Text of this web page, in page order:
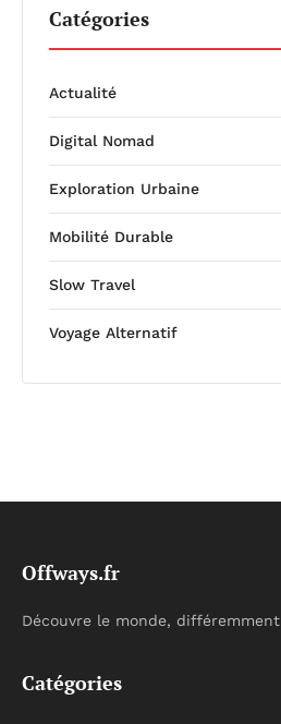
Catégories
Actualité
Digital Nomad
Exploration Urbaine
Mobilité Durable
Slow Travel
Voyage Alternatif
Offways.fr
Découvre le monde, différemment
Catégories